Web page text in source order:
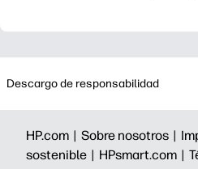
Descargo de responsabilidad
HP.com | Sobre nosotros |
sostenible | HPsmart.com |